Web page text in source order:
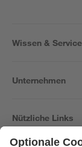
Wissen & Service
Unternehmen
Nützliche Links